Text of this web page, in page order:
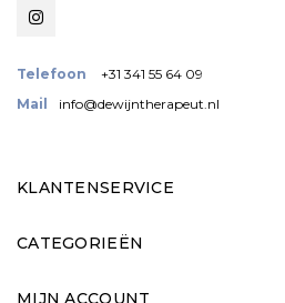
Telefoon
+31 341 55 64 09
Mail
info@dewijntherapeut.nl
KLANTENSERVICE
CATEGORIEËN
MIJN ACCOUNT